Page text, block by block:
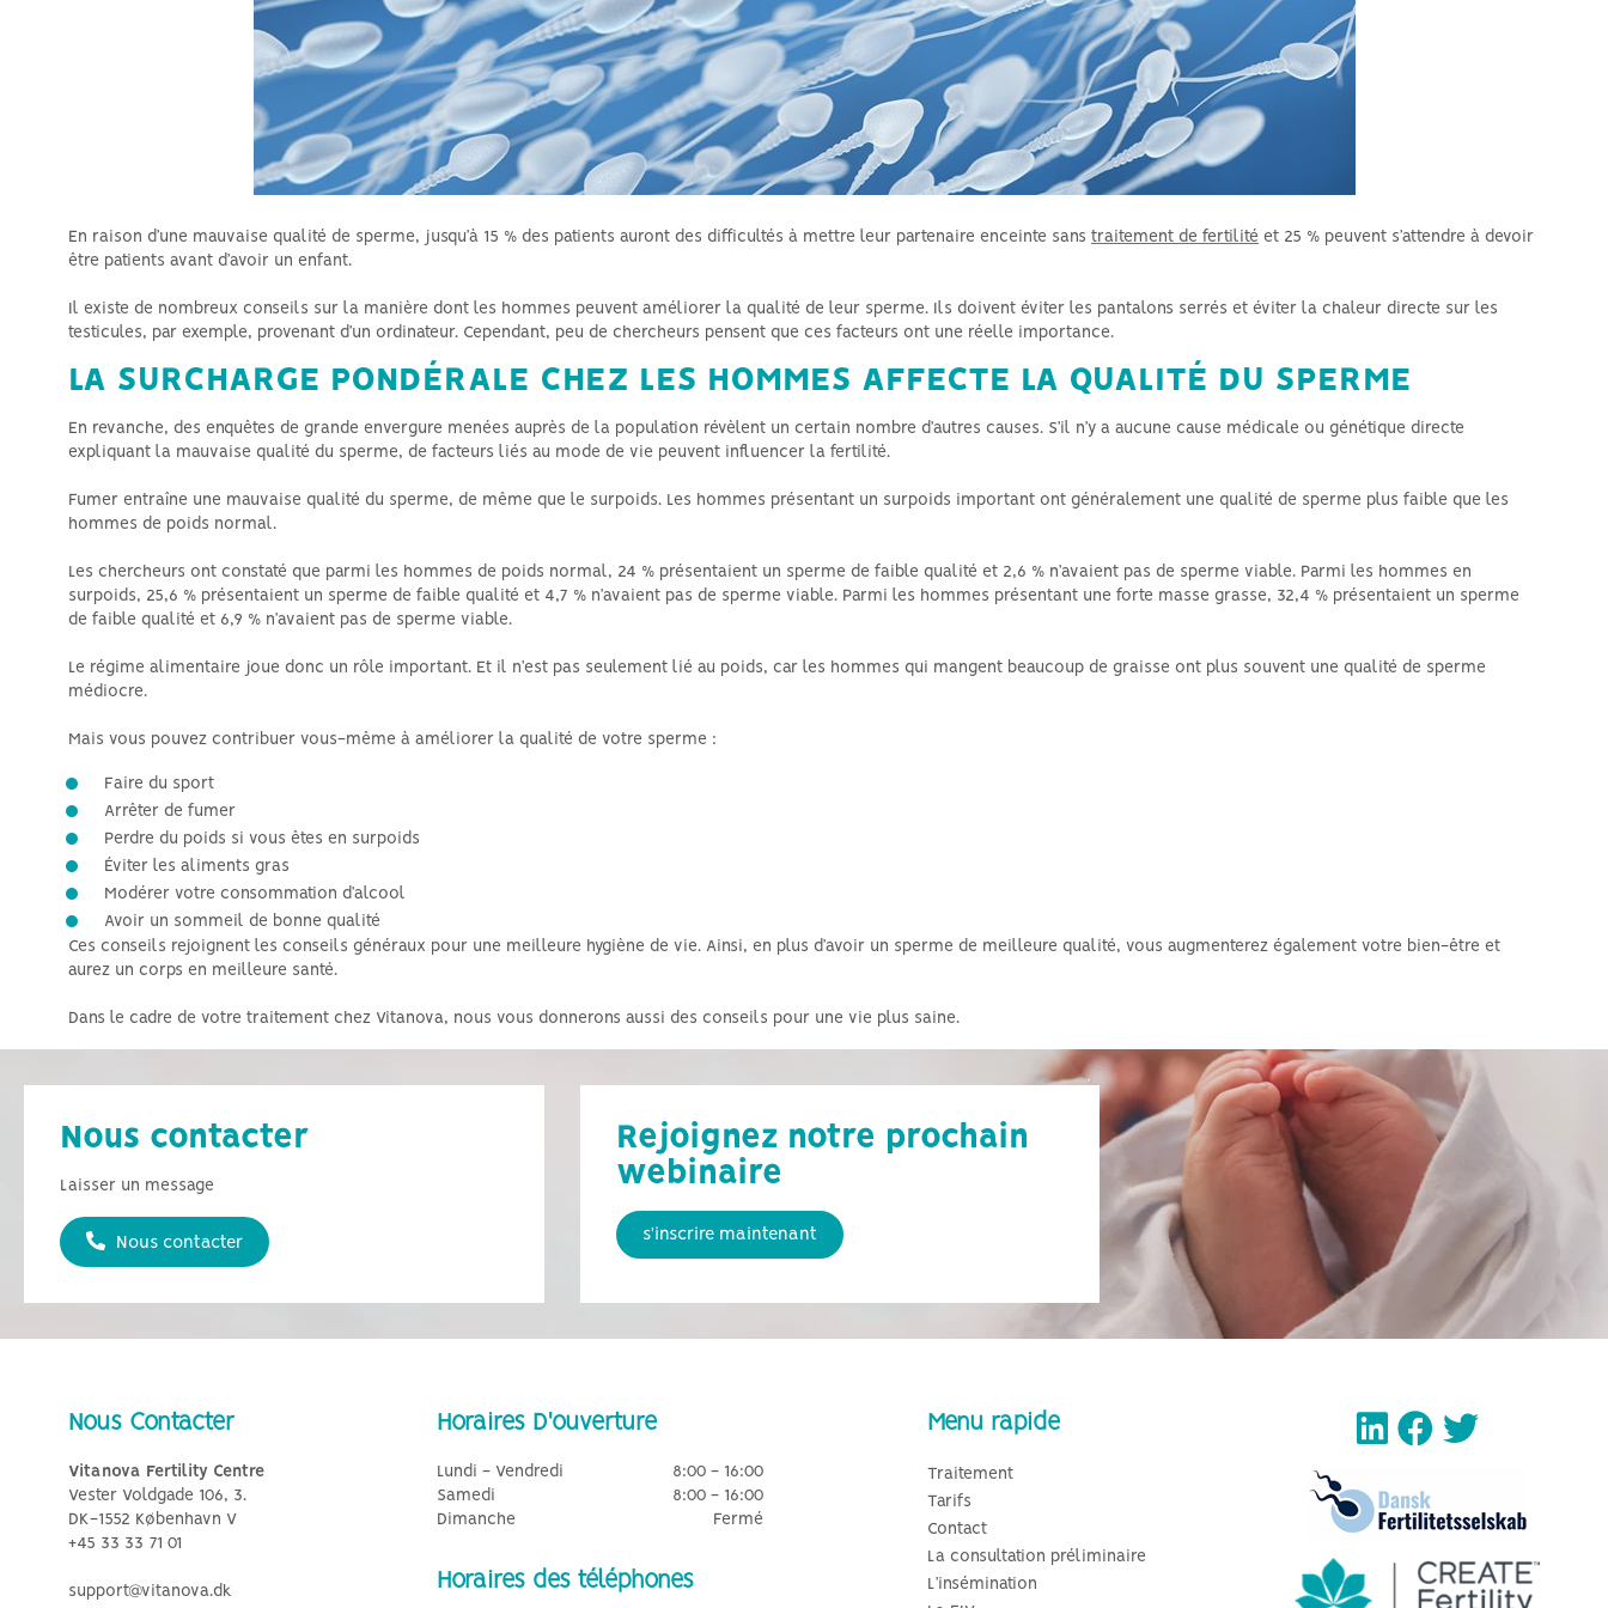
Hyperthyroïdie et fertilité
Azoospermie et stérilité
masculine générale
En raison d’une mauvaise qualité de sperme, jusqu’à 15 % des patients auront des difficultés à mettre leur partenaire enceinte sans traitement de fertilité et 25 % peuvent s’attendre à devoir
être patients avant d’avoir un enfant.
Il existe de nombreux conseils sur la manière dont les hommes peuvent améliorer la qualité de leur sperme. Ils doivent éviter les pantalons serrés et éviter la chaleur directe sur les
testicules, par exemple, provenant d’un ordinateur. Cependant, peu de chercheurs pensent que ces facteurs ont une réelle importance.
LA SURCHARGE PONDÉRALE CHEZ LES HOMMES AFFECTE LA QUALITÉ DU SPERME
En revanche, des enquêtes de grande envergure menées auprès de la population révèlent un certain nombre d’autres causes. S’il n’y a aucune cause médicale ou génétique directe
expliquant la mauvaise qualité du sperme, de facteurs liés au mode de vie peuvent influencer la fertilité.
Fumer entraîne une mauvaise qualité du sperme, de même que le surpoids. Les hommes présentant un surpoids important ont généralement une qualité de sperme plus faible que les
hommes de poids normal.
Les chercheurs ont constaté que parmi les hommes de poids normal, 24 % présentaient un sperme de faible qualité et 2,6 % n’avaient pas de sperme viable. Parmi les hommes en
surpoids, 25,6 % présentaient un sperme de faible qualité et 4,7 % n’avaient pas de sperme viable. Parmi les hommes présentant une forte masse grasse, 32,4 % présentaient un sperme
de faible qualité et 6,9 % n’avaient pas de sperme viable.
Le régime alimentaire joue donc un rôle important. Et il n’est pas seulement lié au poids, car les hommes qui mangent beaucoup de graisse ont plus souvent une qualité de sperme
médiocre.
Mais vous pouvez contribuer vous-même à améliorer la qualité de votre sperme :
Faire du sport
Arrêter de fumer
Perdre du poids si vous êtes en surpoids
Éviter les aliments gras
Modérer votre consommation d’alcool
Avoir un sommeil de bonne qualité
Ces conseils rejoignent les conseils généraux pour une meilleure hygiène de vie. Ainsi, en plus d’avoir un sperme de meilleure qualité, vous augmenterez également votre bien-être et
aurez un corps en meilleure santé.
Dans le cadre de votre traitement chez Vitanova, nous vous donnerons aussi des conseils pour une vie plus saine.
Nous contacter
Laisser un message
Nous contacter
Rejoignez notre prochain
webinaire
s'inscrire maintenant
Nous Contacter
Vitanova Fertility Centre
Vester Voldgade 106, 3.
DK-1552 København V
+45 33 33 71 01
support@vitanova.dk
Horaires D'ouverture
Lundi - Vendredi
8:00 - 16:00
Samedi
8:00 - 16:00
Dimanche
Fermé
Horaires des téléphones
Menu rapide
Traitement
Tarifs
Contact
La consultation préliminaire
L’insémination